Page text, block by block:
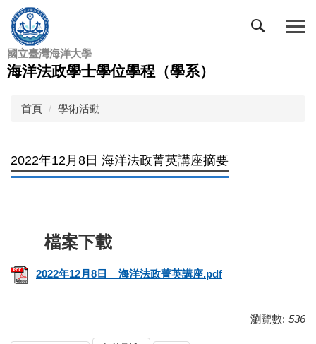
跳
到
主
要
內
國立臺灣海洋大學
海洋法政學士學位學程（學系）
首頁 學術活動
2022年12月8日 海洋法政菁英講座摘要
2022年12月8日__海洋法政菁英講座.pdf
瀏覽數: 536